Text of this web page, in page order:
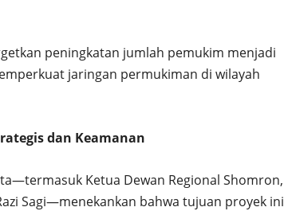
peningkatan jumlah pemukim menjadi
jaringan permukiman di wilayah
dan Keamanan
Ketua Dewan Regional Shomron,
Sagi—menekankan bahwa tujuan proyek ini